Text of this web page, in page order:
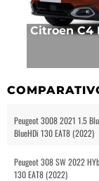
Citroen C4
Peugeot 3008 2021 1.5
BlueHDi 130 EAT8 (2022)
Peugeot 308 SW 2022
130 EAT8 (2022)